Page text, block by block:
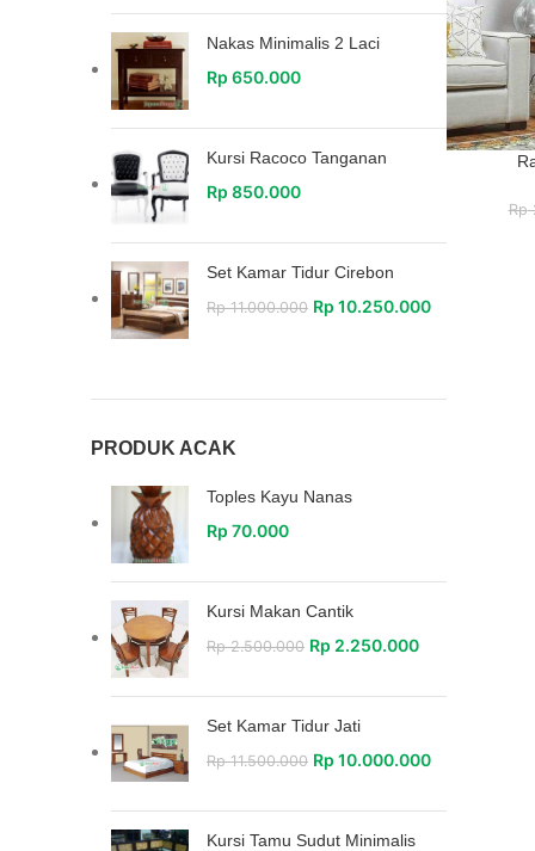
Nakas Minimalis 2 Laci
Rp 650.000
Kursi Racoco Tanganan
Rp 850.000
Set Kamar Tidur Cirebon
Rp11.000.000 Rp 10.250.000
PRODUK ACAK
Toples Kayu Nanas
Rp 70.000
Kursi Makan Cantik
Rp2.500.000 Rp 2.250.000
Set Kamar Tidur Jati
Rp11.500.000 Rp 10.000.000
Kursi Tamu Sudut Minimalis
Rp